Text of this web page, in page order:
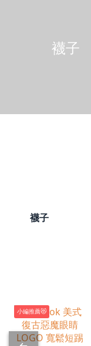
襪子
襪子
小編推薦😻